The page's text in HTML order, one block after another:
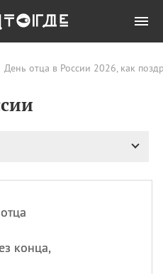
День отца в России 2026, как
конца,
Все
День памяти жертв
09.08
День Дымняшки